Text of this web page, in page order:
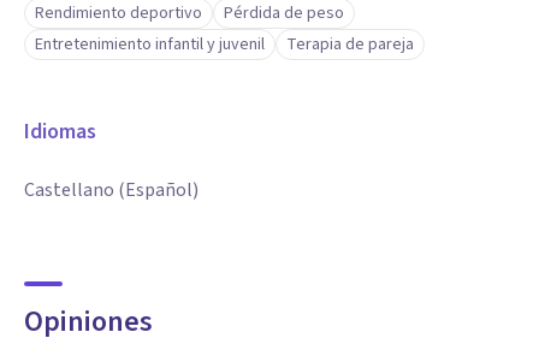
Rendimiento deportivo
Pérdida de peso
Entretenimiento infantil y juvenil
Terapia de pareja
Idiomas
Castellano (Español)
Opiniones